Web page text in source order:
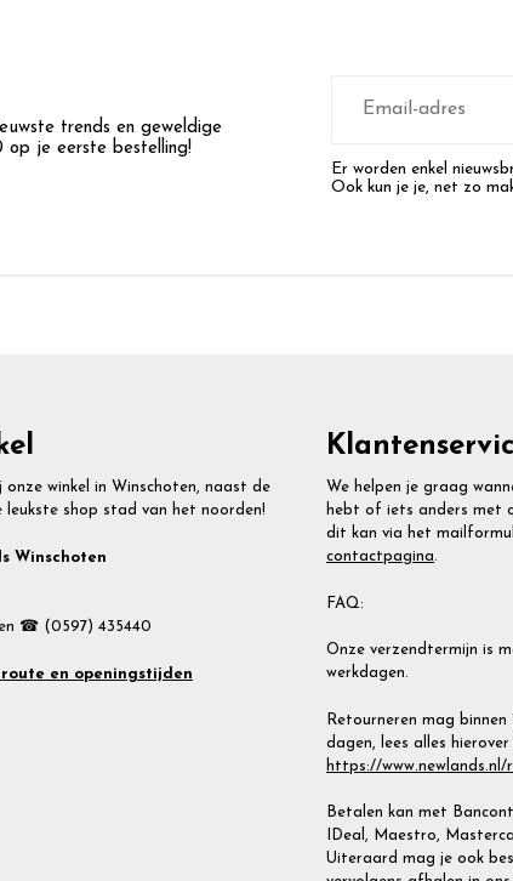
trends en geweldige
op je eerste bestelling!
mailadres
Er worden enkel
Ook kun je je, net zo
onze winkel in Winschoten, naast de
leukste shop stad van het noorden!
Winschoten
☎ (0597) 435440
en openingstijden
We helpen je graag
hebt of iets anders met
dit kan via het
contactpagina.
FAQ:
Onze verzendtermijn is
werkdagen.
Retourneren mag binnen
dagen, lees alles hierover
https://www.newlands.nl/
Betalen kan met
IDeal, Maestro,
Uiteraard mag je ook